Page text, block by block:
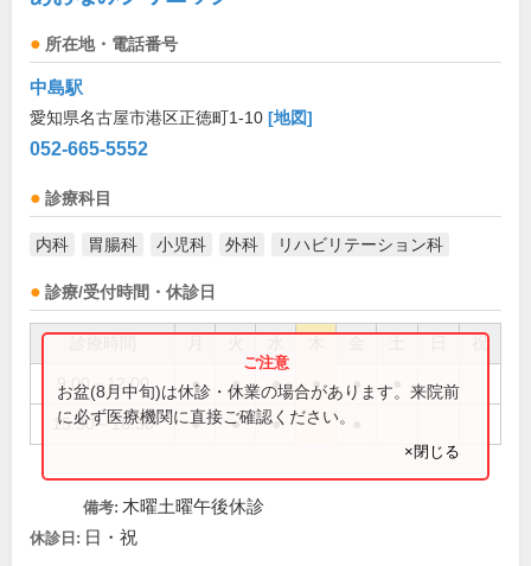
所在地・電話番号
中島駅
愛知県名古屋市港区正徳町1-10 [地図]
052-665-5552
診療科目
内科 胃腸科 小児科 外科 リハビリテーション科
診療/受付時間・休診日
祝
9:00～12:00 ● ● ● ● ●
15:30～18:30 ● ● ●
お盆(8月中旬)は休診・休業の場合があります。来院前
に必ず医療機関に直接ご確認ください。
×閉じる
備考: 木曜土曜午後休診
休診日: 日・祝